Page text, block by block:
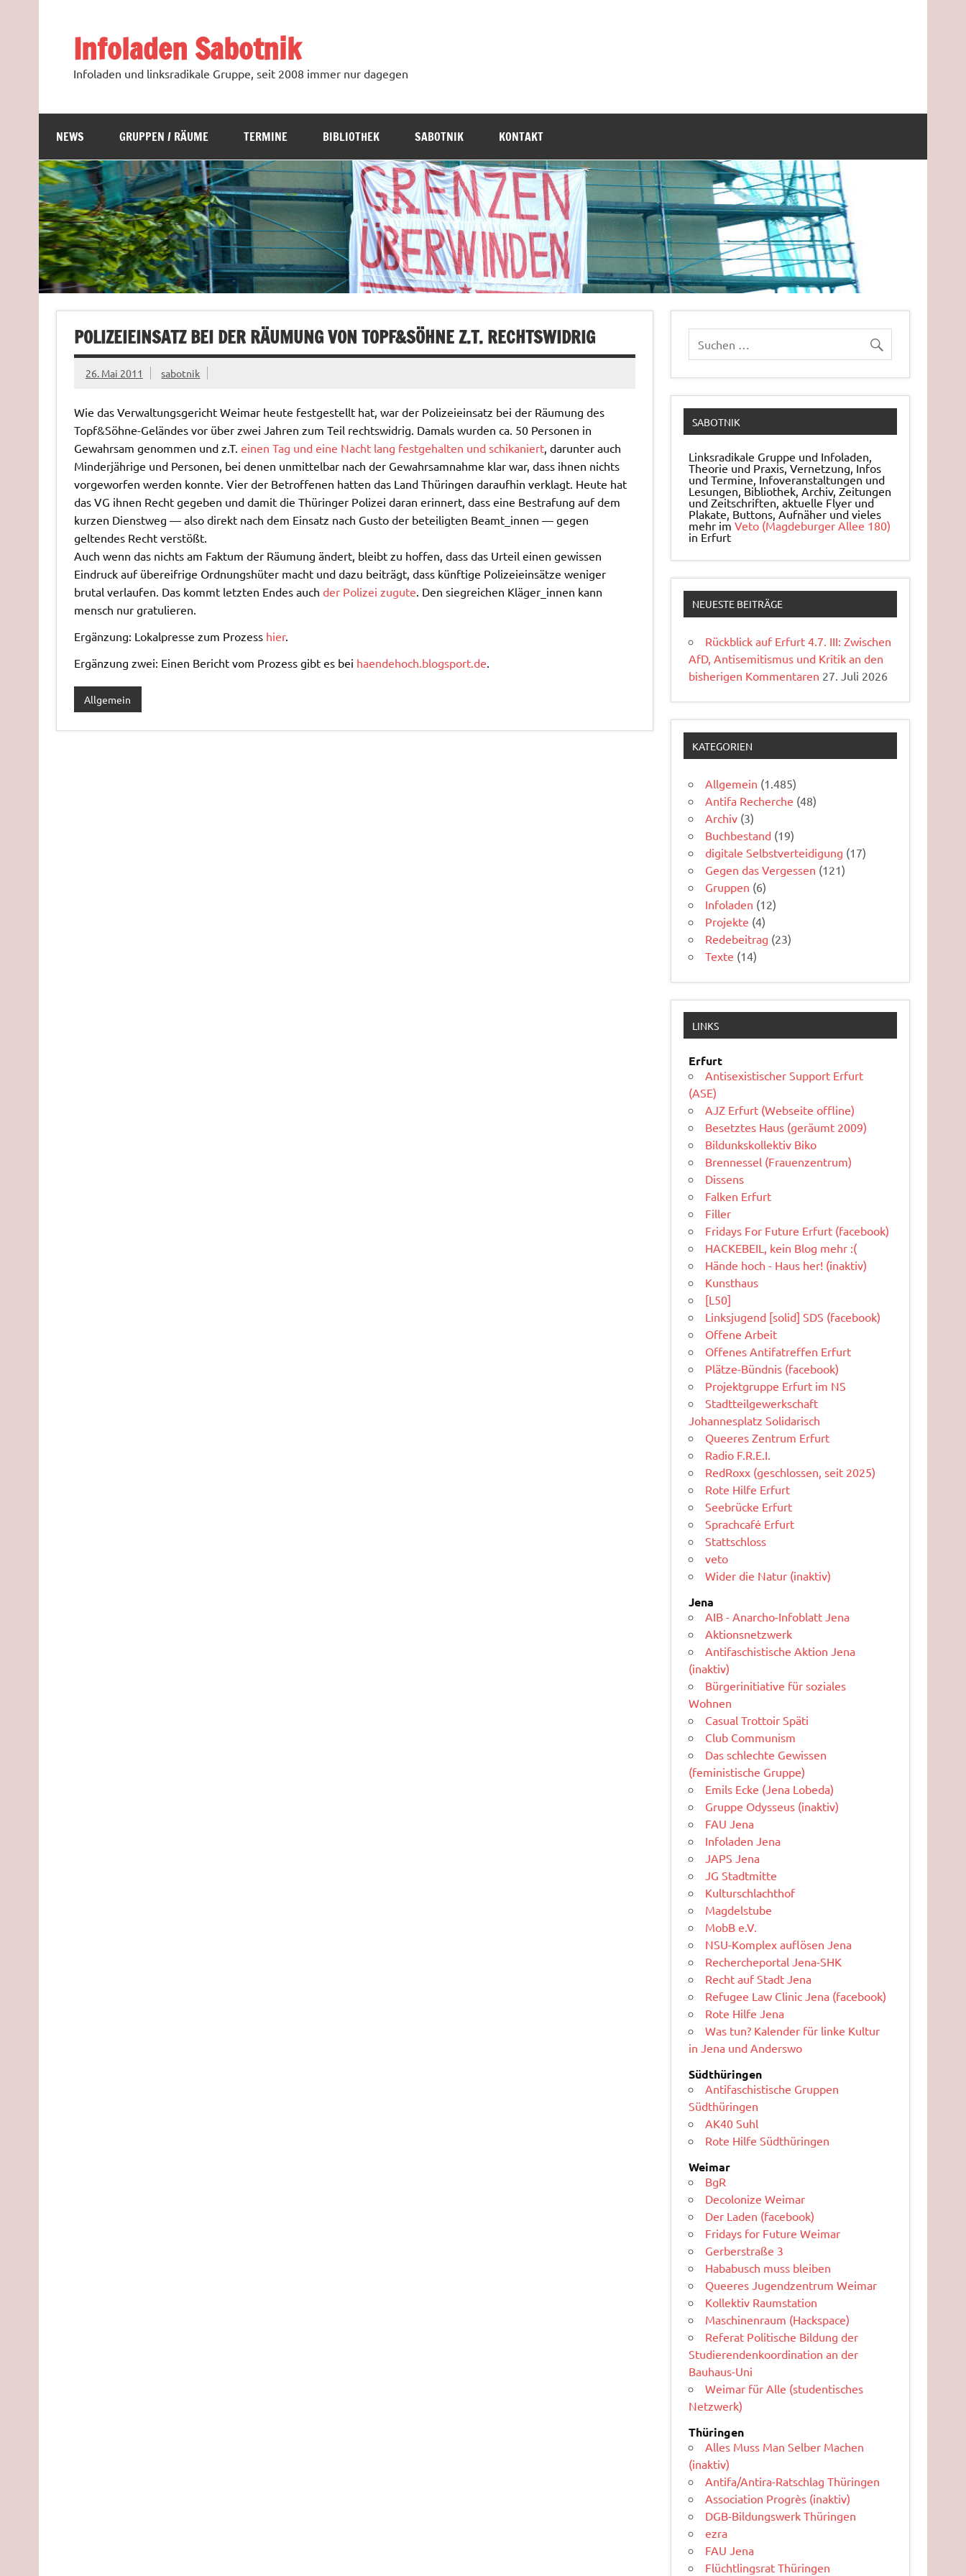
Infoladen Sabotnik
Infoladen und linksradikale Gruppe, seit 2008 immer nur dagegen
NEWS GRUPPEN / RÄUME TERMINE BIBLIOTHEK SABOTNIK KONTAKT
POLIZEIEINSATZ BEI DER RÄUMUNG VON TOPF&SÖHNE Z.T. RECHTSWIDRIG
26. Mai 2011 sabotnik
Wie das Verwaltungsgericht Weimar heute festgestellt hat, war der Polizeieinsatz bei der Räumung des
Topf&Söhne-Geländes vor über zwei Jahren zum Teil rechtswidrig. Damals wurden ca. 50 Personen in
Gewahrsam genommen und z.T. einen Tag und eine Nacht lang festgehalten und schikaniert, darunter auch
Minderjährige und Personen, bei denen unmittelbar nach der Gewahrsamnahme klar war, dass ihnen nichts
vorgeworfen werden konnte. Vier der Betroffenen hatten das Land Thüringen daraufhin verklagt. Heute hat
das VG ihnen Recht gegeben und damit die Thüringer Polizei daran erinnert, dass eine Bestrafung auf dem
kurzen Dienstweg — also direkt nach dem Einsatz nach Gusto der beteiligten Beamt_innen — gegen
geltendes Recht verstößt.
Auch wenn das nichts am Faktum der Räumung ändert, bleibt zu hoffen, dass das Urteil einen gewissen
Eindruck auf übereifrige Ordnungshüter macht und dazu beiträgt, dass künftige Polizeieinsätze weniger
brutal verlaufen. Das kommt letzten Endes auch der Polizei zugute. Den siegreichen Kläger_innen kann
mensch nur gratulieren.
Ergänzung: Lokalpresse zum Prozess hier.
Ergänzung zwei: Einen Bericht vom Prozess gibt es bei haendehoch.blogsport.de.
Allgemein
SABOTNIK
Linksradikale Gruppe und Infoladen,
Theorie und Praxis, Ver­net­zung, Infos
und Ter­mi­ne, In­fo­ver­an­stal­tun­gen und
Le­sun­gen, Bi­blio­thek, Archiv, Zei­tun­gen
und Zeit­schrif­ten, ak­tu­el­le Flyer und
Pla­ka­te, But­tons, Auf­nä­her und vieles
mehr imVeto (Magdeburger Allee 180)
in Erfurt
NEUESTE BEITRÄGE
Rückblick auf Erfurt 4.7. III: Zwischen
AfD, Antisemitismus und Kritik an den
bisherigen Kommentaren 27. Juli 2026
KATEGORIEN
Allgemein (1.485)
Antifa Recherche (48)
Archiv (3)
Buchbestand (19)
digitale Selbstverteidigung (17)
Gegen das Vergessen (121)
Gruppen (6)
Infoladen (12)
Projekte (4)
Redebeitrag (23)
Texte (14)
LINKS
Erfurt
Antisexistischer Support Erfurt
(ASE)
AJZ Erfurt (Webseite offline)
Besetztes Haus (geräumt 2009)
Bildunkskollektiv Biko
Brennessel (Frauenzentrum)
Dissens
Falken Erfurt
Filler
Fridays For Future Erfurt (facebook)
HACKEBEIL, kein Blog mehr :(
Hände hoch - Haus her! (inaktiv)
Kunsthaus
[L50]
Linksjugend [solid] SDS (facebook)
Offene Arbeit
Offenes Antifatreffen Erfurt
Plätze-Bündnis (facebook)
Projektgruppe Erfurt im NS
Stadtteilgewerkschaft
Johannesplatz Solidarisch
Queeres Zentrum Erfurt
Radio F.R.E.I.
RedRoxx (geschlossen, seit 2025)
Rote Hilfe Erfurt
Seebrücke Erfurt
Sprachcafé Erfurt
Stattschloss
veto
Wider die Natur (inaktiv)
Jena
AIB - Anarcho-Infoblatt Jena
Aktionsnetzwerk
Antifaschistische Aktion Jena
(inaktiv)
Bürgerinitiative für soziales
Wohnen
Casual Trottoir Späti
Club Communism
Das schlechte Gewissen
(feministische Gruppe)
Emils Ecke (Jena Lobeda)
Gruppe Odysseus (inaktiv)
FAU Jena
Infoladen Jena
JAPS Jena
JG Stadtmitte
Kulturschlachthof
Magdelstube
MobB e.V.
NSU-Komplex auflösen Jena
Rechercheportal Jena-SHK
Recht auf Stadt Jena
Refugee Law Clinic Jena (facebook)
Rote Hilfe Jena
Was tun? Kalender für linke Kultur
in Jena und Anderswo
Südthüringen
Antifaschistische Gruppen
Südthüringen
AK40 Suhl
Rote Hilfe Südthüringen
Weimar
BgR
Decolonize Weimar
Der Laden (facebook)
Fridays for Future Weimar
Gerberstraße 3
Hababusch muss bleiben
Queeres Jugendzentrum Weimar
Kollektiv Raumstation
Maschinenraum (Hackspace)
Referat Politische Bildung der
Studierendenkoordination an der
Bauhaus-Uni
Weimar für Alle (studentisches
Netzwerk)
Thüringen
Alles Muss Man Selber Machen
(inaktiv)
Antifa/Antira-Ratschlag Thüringen
Association Progrès (inaktiv)
DGB-Bildungswerk Thüringen
ezra
FAU Jena
Flüchtlingsrat Thüringen